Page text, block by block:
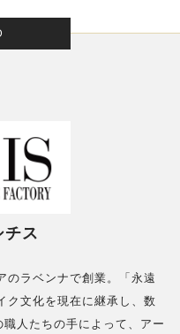
ス
のラベンナで創業。「永遠
ク文化を現在に継承し、数
職人たちの手によって、アー